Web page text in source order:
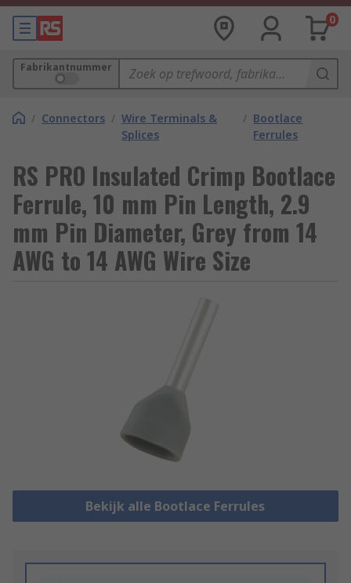
0
Fabrikantnummer
/ Connectors / Wire Terminals &
Splices
/ Bootlace
Ferrules
RS PRO Insulated Crimp Bootlace
Ferrule, 10 mm Pin Length, 2.9
mm Pin Diameter, Grey from 14
AWG to 14 AWG Wire Size
Bekijk alle Bootlace Ferrules